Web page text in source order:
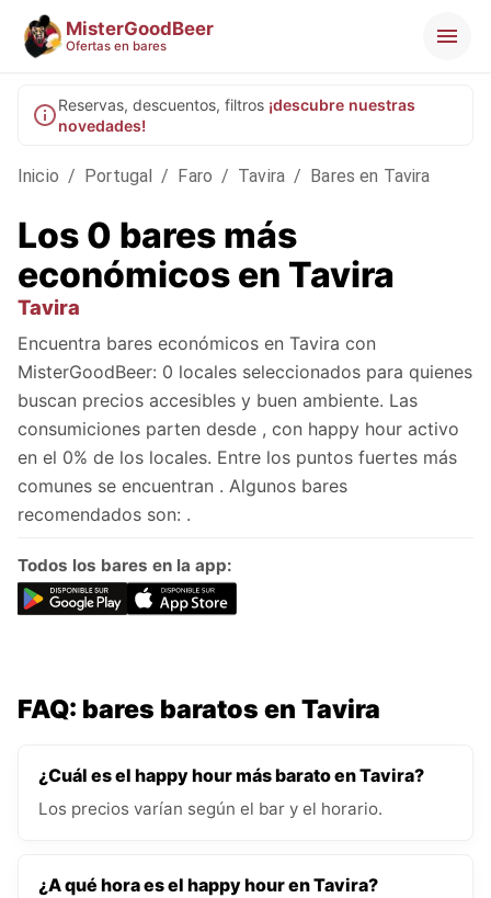
MisterGoodBeer
Ofertas en bares
Reservas, descuentos, filtros ¡descubre nuestras
novedades!
Inicio / Portugal / Faro / Tavira / Bares en Tavira
Los 0 bares más
económicos en Tavira
Tavira
Encuentra bares económicos en Tavira con
MisterGoodBeer: 0 locales seleccionados para quienes
buscan precios accesibles y buen ambiente. Las
consumiciones parten desde , con happy hour activo
en el 0% de los locales. Entre los puntos fuertes más
comunes se encuentran . Algunos bares
recomendados son: .
Todos los bares en la app:
FAQ: bares baratos en Tavira
¿Cuál es el happy hour más barato en Tavira?
Los precios varían según el bar y el horario.
¿A qué hora es el happy hour en Tavira?